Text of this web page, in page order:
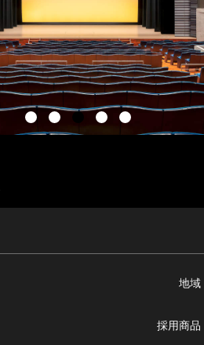
地域
採用商品